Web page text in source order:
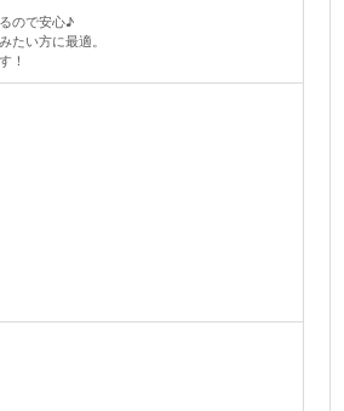
ので安心♪
たい方に最適。
！